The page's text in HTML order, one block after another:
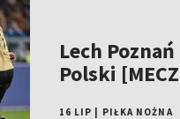
Lech
Polski
16 LIP PIŁKA NOŻNA